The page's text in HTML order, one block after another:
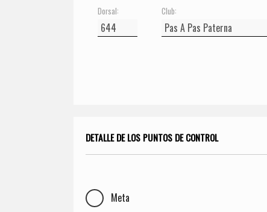
Dorsal: Club:
DETALLE DE LOS PUNTOS DE CONTROL
Meta